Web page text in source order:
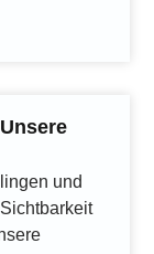
und